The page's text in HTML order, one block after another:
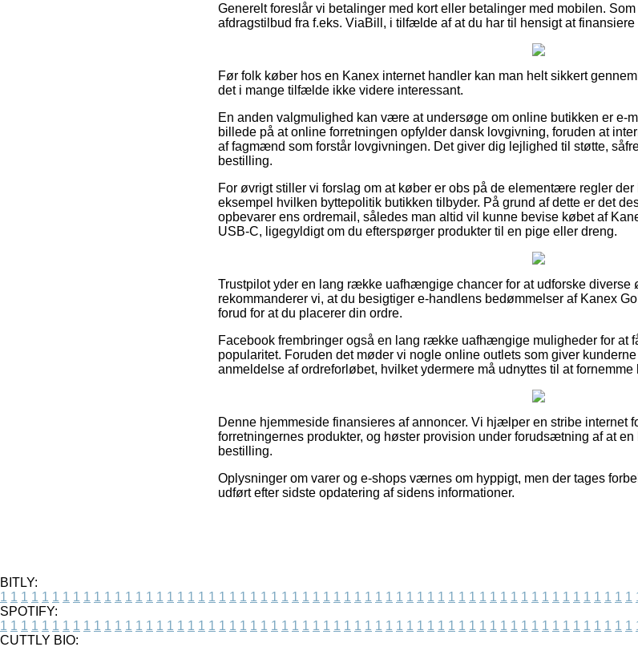
Generelt foreslår vi betalinger med kort eller betalinger med mobilen.
afdragstilbud fra f.eks. ViaBill, i tilfælde af at du har til hensigt at finansiere
Før folk køber hos en Kanex internet handler kan man helt sikkert
det i mange tilfælde ikke videre interessant.
En anden valgmulighed kan være at undersøge om online butikken er e-
billede på at online forretningen opfylder dansk lovgivning, foruden at
af fagmænd som forstår lovgivningen. Det giver dig lejlighed til støtte,
bestilling.
For øvrigt stiller vi forslag om at køber er obs på de elementære regler
eksempel hvilken byttepolitik butikken tilbyder. På grund af dette er det
opbevarer ens ordremail, således man altid vil kunne bevise købet af
USB-C, ligegyldigt om du efterspørger produkter til en pige eller dreng.
Trustpilot yder en lang række uafhængige chancer for at udforske diverse
rekommanderer vi, at du besigtiger e-handlens bedømmelser af Kanex
forud for at du placerer din ordre.
Facebook frembringer også en lang række uafhængige muligheder for at
popularitet. Foruden det møder vi nogle online outlets som giver
anmeldelse af ordreforløbet, hvilket ydermere må udnyttes til at fornemme
Denne hjemmeside finansieres af annoncer. Vi hjælper en stribe internet
forretningernes produkter, og høster provision under forudsætning af at
bestilling.
Oplysninger om varer og e-shops værnes om hyppigt, men der tages
udført efter sidste opdatering af sidens informationer.
BITLY:
1 1 1 1 1 1 1 1 1 1 1 1 1 1 1 1 1 1 1 1 1 1 1 1 1 1 1 1 1 1 1 1 1 1 1 1 1 1 1 1 1 1 1 1 1 1 1 1 1 1 1 1 1 1 1 1 1 1 1 1 1
SPOTIFY:
1 1 1 1 1 1 1 1 1 1 1 1 1 1 1 1 1 1 1 1 1 1 1 1 1 1 1 1 1 1 1 1 1 1 1 1 1 1 1 1 1 1 1 1 1 1 1 1 1 1 1 1 1 1 1 1 1 1 1 1 1
CUTTLY BIO: